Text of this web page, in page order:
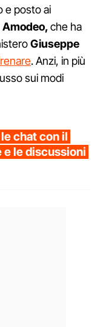
e posto ai
che ha
Giuseppe
. Anzi, in più
sui modi
chat con il
e le discussioni